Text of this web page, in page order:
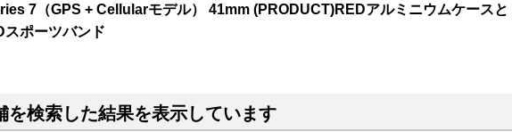
7（GPS + Cellularモデル） 41mm (PRODUCT)REDアルミニウムケースと
ポーツバンド
を検索した結果を表示しています